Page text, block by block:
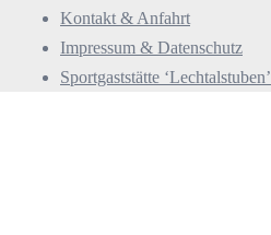
Kontakt & Anfahrt
Impressum & Datenschutz
Sportgaststätte ‘Lechtalstuben’